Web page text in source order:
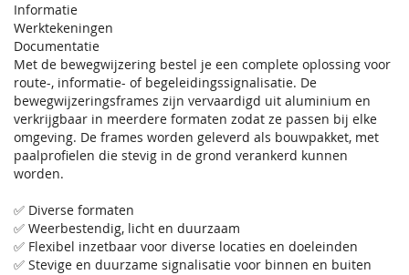
Informatie
Werktekeningen
Documentatie
Met de bewegwijzering bestel je een complete oplossing voor
route-, informatie- of begeleidingssignalisatie. De
bewegwijzeringsframes zijn vervaardigd uit aluminium en
verkrijgbaar in meerdere formaten zodat ze passen bij elke
omgeving. De frames worden geleverd als bouwpakket, met
paalprofielen die stevig in de grond verankerd kunnen
worden.
✅ Diverse formaten
✅ Weerbestendig, licht en duurzaam
✅ Flexibel inzetbaar voor diverse locaties en doeleinden
✅ Stevige en duurzame signalisatie voor binnen en buiten